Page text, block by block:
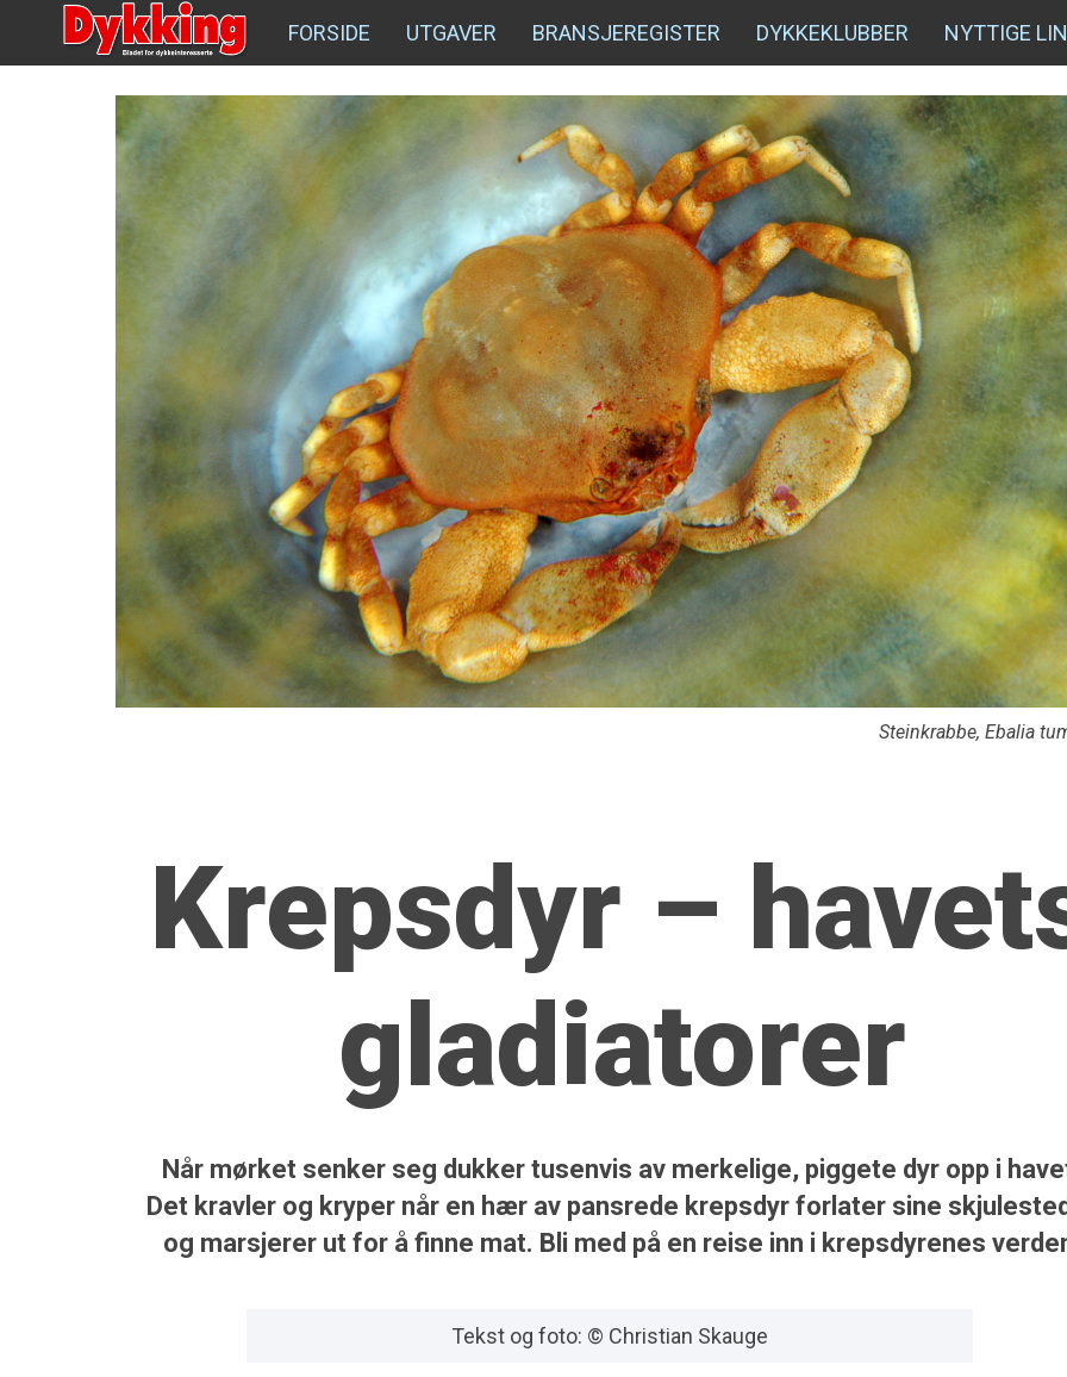
FORSIDE UTGAVER BRANSJEREGISTER DYKKEKLUBBER NYTTIGE
Steinkrabbe, Ebalia
Krepsdyr –
gladiatorer
Når mørket senker seg dukker tusenvis av merkelige, piggete dyr opp i
Det kravler og kryper når en hær av pansrede krepsdyr forlater sine
og marsjerer ut for å finne mat. Bli med på en reise inn i krepsdyrenes
Tekst og foto: © Christian Skauge